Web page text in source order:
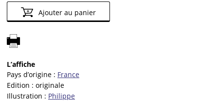
Ajouter au panier
L’affiche
Pays d’origine : France
Edition : originale
Illustration : Philippe